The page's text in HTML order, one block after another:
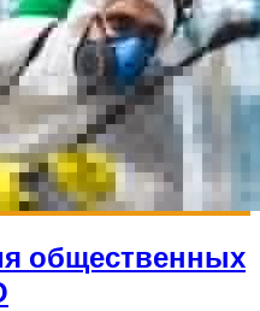
общественных